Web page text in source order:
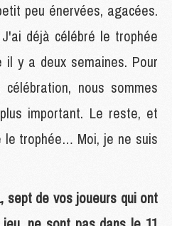
peu énervées, agacées.
déjà célébré le trophée
il y a deux semaines. Pour
nous sommes
important. Le reste, et
le trophée… Moi, je ne suis
sept de vos joueurs qui ont